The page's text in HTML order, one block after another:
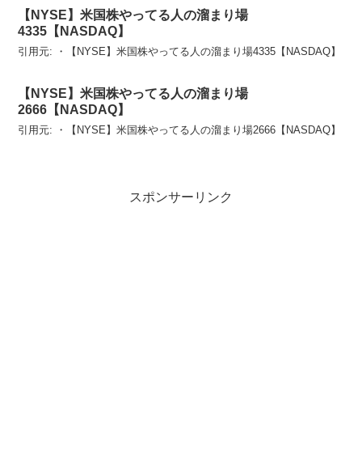
【NYSE】米国株やってる人の溜まり場
4335【NASDAQ】
引用元: ・【NYSE】米国株やってる人の溜まり場4335【NASDAQ】
【NYSE】米国株やってる人の溜まり場
2666【NASDAQ】
引用元: ・【NYSE】米国株やってる人の溜まり場2666【NASDAQ】
スポンサーリンク